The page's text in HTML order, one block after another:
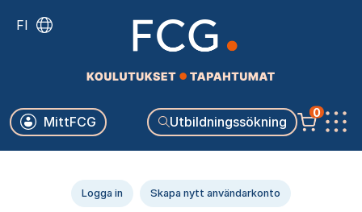
FI
Utbildningssökning
Käyttäjävalikko
MittFCG
0
Primära
Logga in Skapa nytt användarkonto